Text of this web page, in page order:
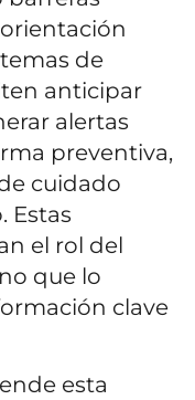
de
anticipar
alertas
preventiva,
cuidado
Estas
el rol del
que lo
clave
esta